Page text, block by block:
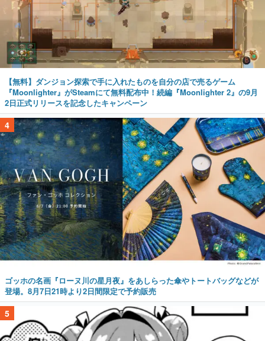
【無料】ダンジョン探索で手に入れたものを自分の店で売るゲーム
『Moonlighter』がSteamにて無料配布中！続編『Moonlighter 2』の9月
2日正式リリースを記念したキャンペーン
4
ゴッホの名画『ローヌ川の星月夜』をあしらった傘やトートバッグなどが
登場。8月7日21時より2日間限定で予約販売
5